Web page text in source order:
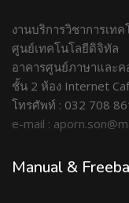
งานบริการวิชาการเท
ศูนย์เทคโนโลยีดิจิทัล
อาคารศูนย์ภาษาและค
ชั้น 2 ห้อง Internet
โทรศัพท์ : 032 708
e-mail :
Manual &